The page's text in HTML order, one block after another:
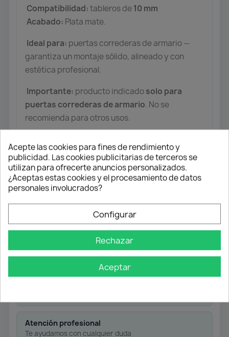
Compatibilidad:tableros de10 mm
Acabado: Plata mate.
Ideal para: puertas correderas de armario —
garantiza un montaje sólido, alineado y con
estética profesional.
Importante: producto indicadosolo para
puertas correderas de armario. No se
recomienda para otros usos.
Desde 50 € en península
Pago flexible
Transferencia
Atención profesional
Te ayudamos con cualquier duda
Acepte las cookies para fines de rendimiento y
publicidad. Las cookies publicitarias de terceros se
utilizan para ofrecerte anuncios personalizados.
¿Aceptas estas cookies y el procesamiento de datos
personales involucrados?
Configurar
Rechazar
Aceptar